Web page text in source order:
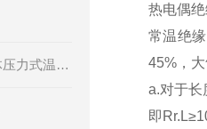
WTY系列全不锈钢液体压力式温度计
热电偶
常温绝
45%，
a.对于长
即